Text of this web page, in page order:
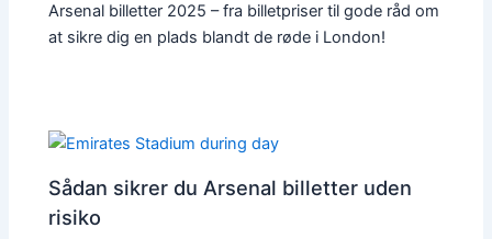
Arsenal billetter 2025 – fra billetpriser til gode råd om
at sikre dig en plads blandt de røde i London!
Sådan sikrer du Arsenal billetter uden
risiko